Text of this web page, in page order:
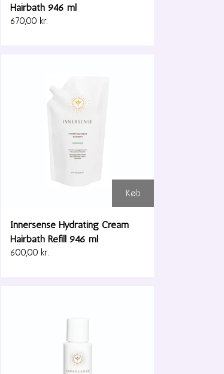
Hairbath 946 ml
670,00 kr.
Køb
Innersense Hydrating Cream
Hairbath Refill 946 ml
600,00 kr.